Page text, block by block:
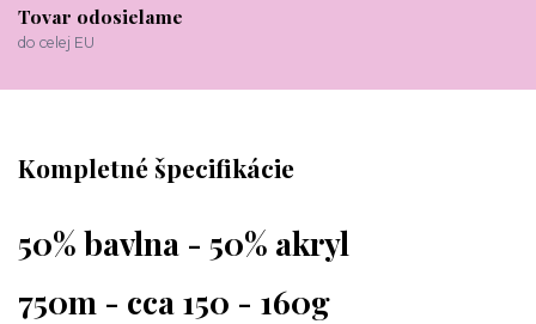
Tovar odosielame
do celej EU
Kompletné špecifikácie
50% bavlna - 50% akryl
750m - cca 150 - 160g